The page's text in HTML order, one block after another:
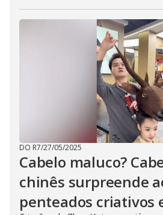
DO R7/27/05/2025
Cabelo maluco?
chinês surpreende
penteados criativos